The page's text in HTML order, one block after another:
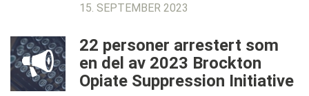
15. SEPTEMBER 2023
22 personer arrestert som
en del av 2023 Brockton
Opiate Suppression Initiative